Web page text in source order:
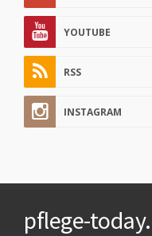
YOUTUBE
RSS
INSTAGRAM
pflege-